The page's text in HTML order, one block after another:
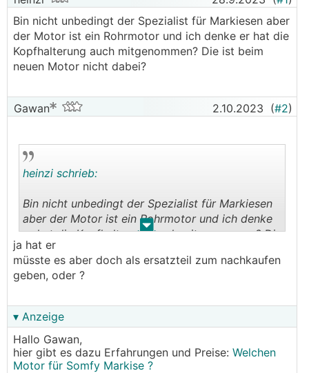
Bin nicht unbedingt der Spezialist für Markiesen aber
der Motor ist ein Rohrmotor und ich denke er hat die
Kopfhalterung auch mitgenommen? Die ist beim
neuen Motor nicht dabei?
Gawan 2.10.2023 (#2)
. .
heinzi schrieb:
Bin nicht unbedingt der Spezialist für Markiesen
aber der Motor ist ein Rohrmotor und ich denke
er hat die Kopfhalterung auch mitgenommen? Die
ist beim neuen Motor nicht dabei?
ja hat er
müsste es aber doch als ersatzteil zum nachkaufen
geben, oder ?
▾ Anzeige
Hallo Gawan,
hier gibt es dazu Erfahrungen und Preise: Welchen
Motor für Somfy Markise ?